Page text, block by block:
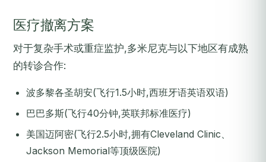
医疗撤离方案
对于复杂手术或重症监护,多米尼克与以下地区有成熟
的转诊合作:
波多黎各圣胡安(飞行1.5小时,西班牙语英语双语)
巴巴多斯(飞行40分钟,英联邦标准医疗)
美国迈阿密(飞行2.5小时,拥有Cleveland Clinic、
Jackson Memorial等顶级医院)